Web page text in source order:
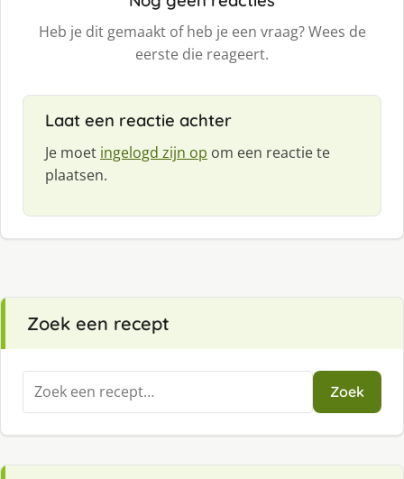
Heb je dit gemaakt of heb je een vraag? Wees de
eerste die reageert.
Laat een reactie achter
Je moet ingelogd zijn op om een reactie te
plaatsen.
Zoek een recept
Zoeken
naar:
Zoek